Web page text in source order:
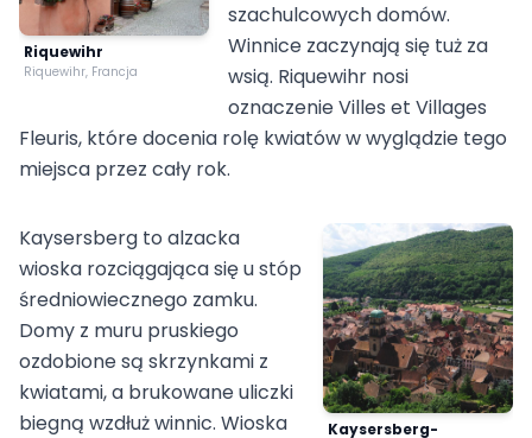
Riquewihr
Riquewihr, Francja
szachulcowych domów.
Winnice zaczynają się tuż za
wsią. Riquewihr nosi
oznaczenie Villes et Villages
Fleuris, które docenia rolę kwiatów w wyglądzie tego
miejsca przez cały rok.
Kaysersberg-
Kaysersberg to alzacka
wioska rozciągająca się u stóp
średniowiecznego zamku.
Domy z muru pruskiego
ozdobione są skrzynkami z
kwiatami, a brukowane uliczki
biegną wzdłuż winnic. Wioska